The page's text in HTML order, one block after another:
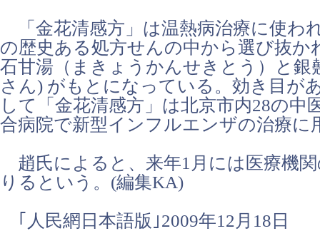
「金花清感方」は温熱病治療に使わ
の歴史ある処方せんの中から選び抜か
石甘湯（まきょうかんせきとう）と銀
さん) がもとになっている。効き目が
して「金花清感方」は北京市内28の中
合病院で新型インフルエンザの治療に
趙氏によると、来年1月には医療機
りるという。(編集KA)
｢人民網日本語版｣2009年12月18日